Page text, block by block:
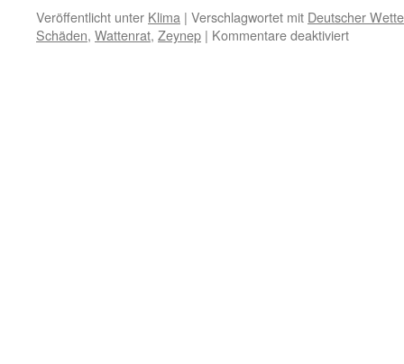
Veröffentlicht unter Klima | Verschlagwortet mit Deutscher
Schäden, Wattenrat, Zeynep | Kommentare deaktiviertfür